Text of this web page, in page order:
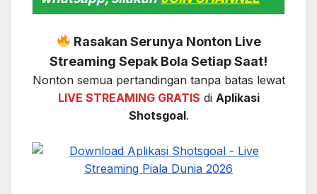
Rasakan Serunya Nonton Live
Streaming Sepak Bola Setiap Saat!
Nonton semua pertandingan tanpa batas lewat
LIVE STREAMING GRATIS di Aplikasi
Shotsgoal.